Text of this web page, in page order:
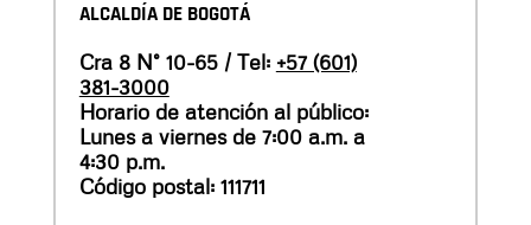
ALCALDÍA DE BOGOTÁ
Cra 8 N° 10-65 / Tel: +57 (601)
381-3000
Horario de atención al público:
Lunes a viernes de 7:00 a.m. a
4:30 p.m.
Código postal: 111711